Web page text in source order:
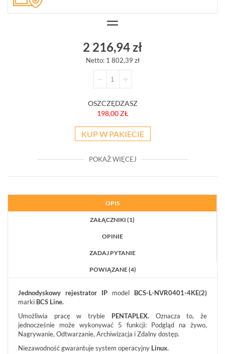
SYSTEMY
(102)
PROMOCJE
(74)
LOGOWANIE
REJESTRACJA
2 216,94 zł
Netto: 1 802,39 zł
OSZCZĘDZASZ
198,00 ZŁ
KUP W PAKIECIE
POKAŻ WIĘCEJ
OPIS
ZAŁĄCZNIKI (1)
OPINIE
ZADAJ PYTANIE
POWIĄZANE (4)
Jednodyskowy rejestrator IP model BCS-L-NVR0401-4KE(2)
marki BCS Line.
Umożliwia pracę w trybie PENTAPLEX. Oznacza to, że
jednocześnie może wykonywać 5 funkcji:
Podgląd na żywo,
Nagrywanie, Odtwarzanie, Archiwizacja i Zdalny dostęp.
Niezawodność gwarantuje system operacyjny Linux.